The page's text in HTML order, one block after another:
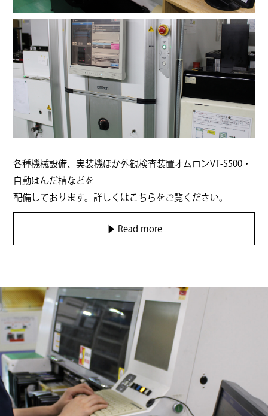
各種機械設備、実装機ほか外観検査装置オムロンVT-S500・
自動はんだ槽などを
配備しております。詳しくはこちらをご覧ください。
▶︎ Read more